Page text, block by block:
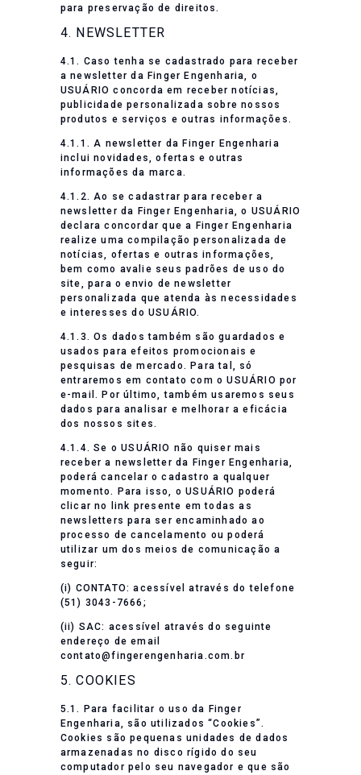
para preservação de direitos.
4. NEWSLETTER
4.1. Caso tenha se cadastrado para receber
a newsletter da Finger Engenharia, o
USUÁRIO concorda em receber notícias,
publicidade personalizada sobre nossos
produtos e serviços e outras informações.
4.1.1. A newsletter da Finger Engenharia
inclui novidades, ofertas e outras
informações da marca.
4.1.2. Ao se cadastrar para receber a
newsletter da Finger Engenharia, o USUÁRIO
declara concordar que a Finger Engenharia
realize uma compilação personalizada de
notícias, ofertas e outras informações,
bem como avalie seus padrões de uso do
site, para o envio de newsletter
personalizada que atenda às necessidades
e interesses do USUÁRIO.
4.1.3. Os dados também são guardados e
usados para efeitos promocionais e
pesquisas de mercado. Para tal, só
entraremos em contato com o USUÁRIO por
e-mail. Por último, também usaremos seus
dados para analisar e melhorar a eficácia
dos nossos sites.
4.1.4. Se o USUÁRIO não quiser mais
receber a newsletter da Finger Engenharia,
poderá cancelar o cadastro a qualquer
momento. Para isso, o USUÁRIO poderá
clicar no link presente em todas as
newsletters para ser encaminhado ao
processo de cancelamento ou poderá
utilizar um dos meios de comunicação a
seguir:
(i) CONTATO: acessível através do telefone
(51) 3043-7666;
(ii) SAC: acessível através do seguinte
endereço de email
contato@fingerengenharia.com.br
5. COOKIES
5.1. Para facilitar o uso da Finger
Engenharia, são utilizados “Cookies”.
Cookies são pequenas unidades de dados
armazenadas no disco rígido do seu
computador pelo seu navegador e que são